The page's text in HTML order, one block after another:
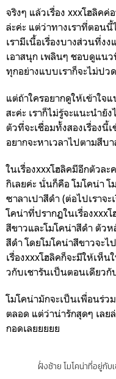
จริงๆ แล้วเรื่อง xxxโฮลิค
ล่ะค่ะ แต่ว่าทางเราที่ตอน
เรามีเนื้อเรื่องบางส่วนที่งง
เอาสนุก เพลินๆ ชอบดูแนว
ทุกอย่างแบบเราก็จะไม่ปว
แต่ถ้าใครอยากดูให้เข้าใจ
สะค่ะ เราก็ไม่รู้จะแนะนำยั
ตัวที่จะเชื่อมทั้งสองเรื่องนี้
อยากจะหาเวลาไปตามสึบ
ในเรื่องxxxโฮลิคมีอีกตัวล
กิเลยค่ะ นั่นก็คือ โมโคน่า โ
ซาลาเปาสีดำ (ต่อไปเราจะ
โคน่าที่ปรากฏในเรื่องxxx
สีขาวและโมโคน่าสีดำ ตัว
สีดำ โดยโมโคน่าสีขาวจะไ
เรื่องxxxโฮลิคก็จะมีให้เห็
วกับเชารันเป็นตอนเดียวกั
โมโคน่ามักจะเป็นเพื่อนร่ว
ตลอด แต่ว่าน่ารักสุดๆ เลย
กอดเลยยยยย
ฝั่งซ้าย โมโคน่าที่อยู่กับ